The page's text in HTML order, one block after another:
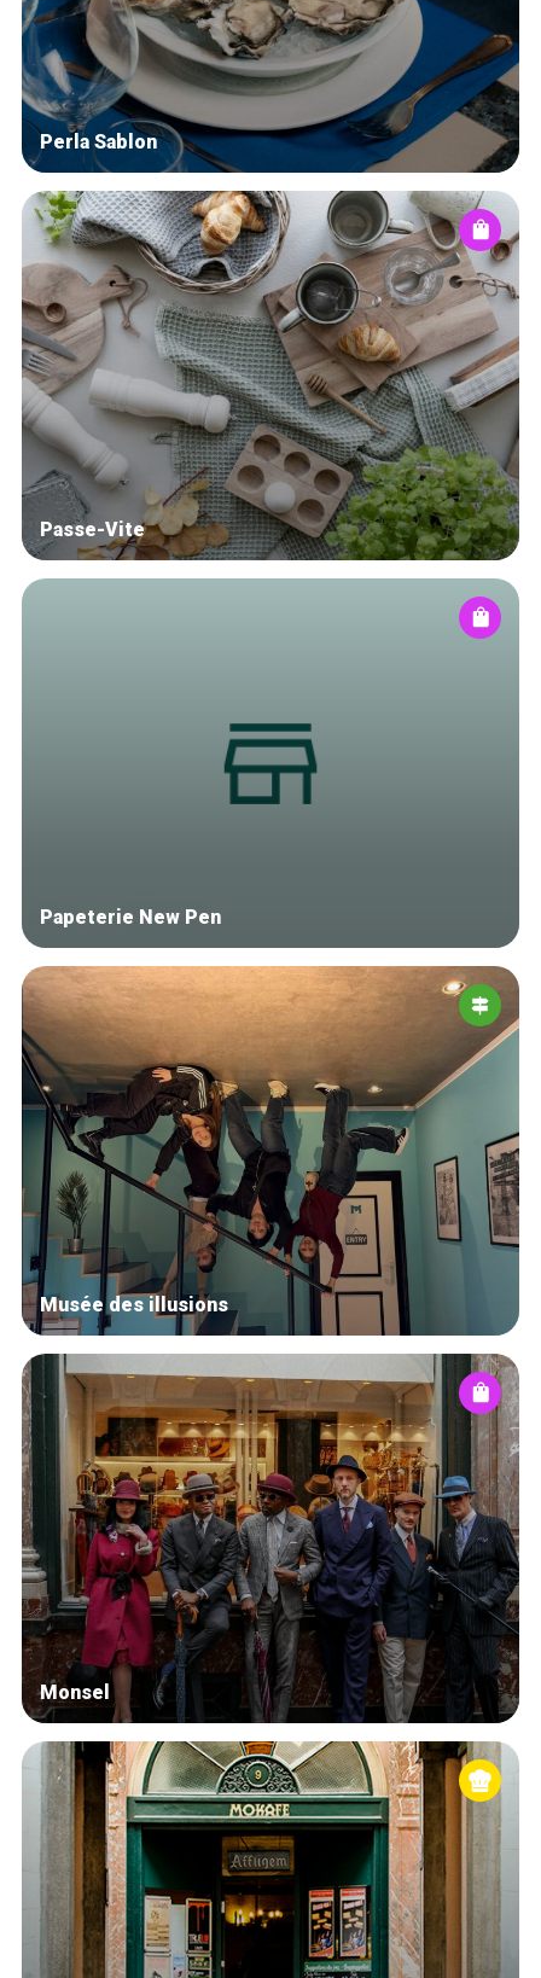
Accueil
Bonnes adresses
Quartiers
Blog
Tops 10
Artisans
A propos
Perla Sablon
Passe-Vite
Papeterie New Pen
Musée des illusions
Monsel